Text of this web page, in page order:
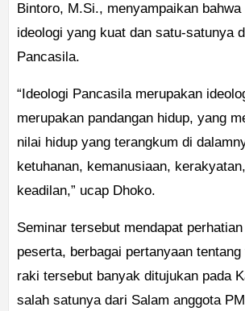
Bintoro, M.Si., menyampaikan
ideologi yang kuat dan satu-satunya
Pancasila.
“Ideologi Pancasila merupakan
merupakan pandangan hidup, yang
nilai hidup yang terangkum di
ketuhanan, kemanusiaan,
keadilan,” ucap Dhoko.
Seminar tersebut mendapat
peserta, berbagai pertanyaan
raki tersebut banyak ditujukan pada
salah satunya dari Salam anggota